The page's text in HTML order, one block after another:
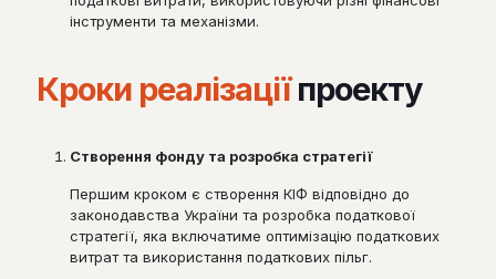
інструменти та механізми.
Кроки реалізаціїпроекту
Створення фонду та розробка стратегії
Першим кроком є створення КІФ відповідно до
законодавства України та розробка податкової
стратегії, яка включатиме оптимізацію податкових
витрат та використання податкових пільг.